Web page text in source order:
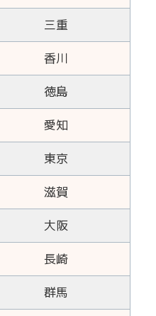
三重
香川
徳島
愛知
東京
滋賀
大阪
長崎
群馬